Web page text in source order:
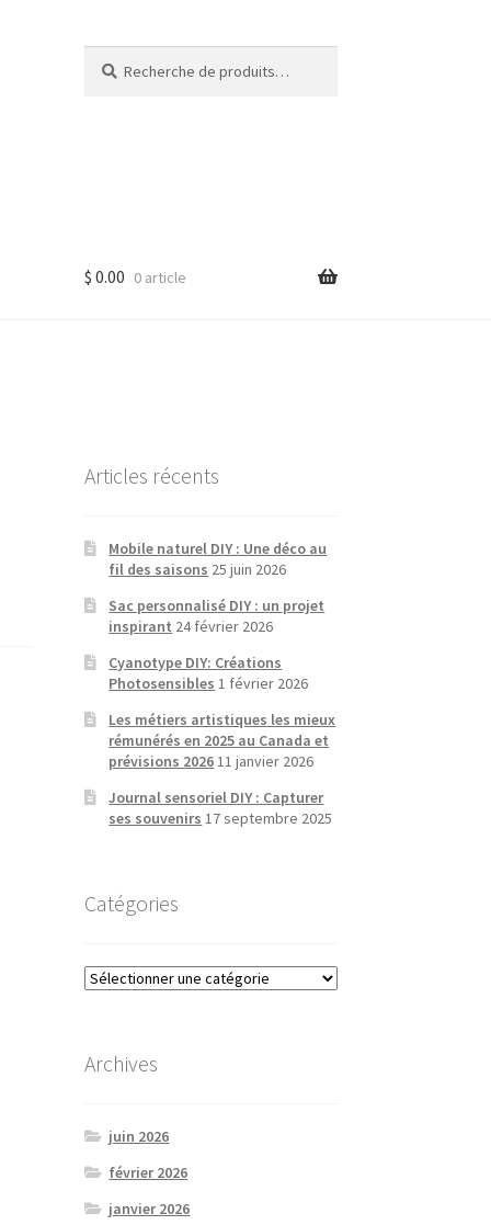
pour :
$ 0.00 0 article
Articles récents
Mobile naturel DIY : Une déco au
fil des saisons 25 juin 2026
Sac personnalisé DIY : un projet
inspirant 24 février 2026
Cyanotype DIY: Créations
Photosensibles 1 février 2026
Les métiers artistiques les mieux
rémunérés en 2025 au Canada et
prévisions 202611 janvier 2026
Journal sensoriel DIY : Capturer
ses souvenirs 17 septembre 2025
Catégories
Catégories
Archives
juin 2026
février 2026
janvier 2026